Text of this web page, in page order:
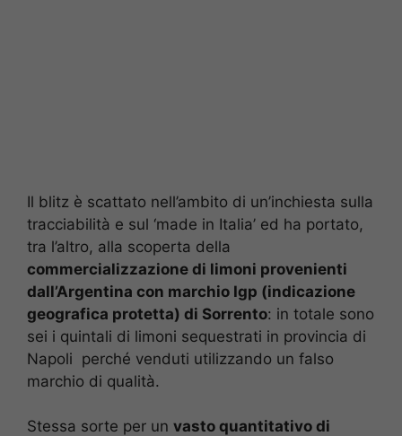
Il blitz è scattato nell’ambito di un’inchiesta sulla
tracciabilità e sul ‘made in Italia’ ed ha portato,
tra l’altro, alla scoperta della
commercializzazione di limoni provenienti
dall’Argentina con marchio Igp (indicazione
geografica protetta) di Sorrento: in totale sono
sei i quintali di limoni sequestrati in provincia di
Napoli perché venduti utilizzando un falso
marchio di qualità.
Stessa sorte per un vasto quantitativo di